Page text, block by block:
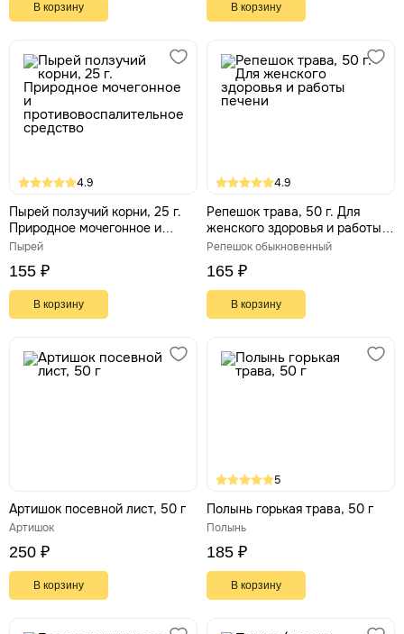
В корзину В корзину
4.9
Пырей ползучий корни, 25 г.
Природное мочегонное и
противовоспалительное
Пырей
155 ₽
В корзину
4.9
Репешок трава, 50 г. Для
женского здоровья и работы
печени
Репешок обыкновенный
165 ₽
В корзину
Артишок посевной лист, 50 г
Артишок
250 ₽
В корзину
5
Полынь горькая трава, 50 г
Полынь
185 ₽
В корзину